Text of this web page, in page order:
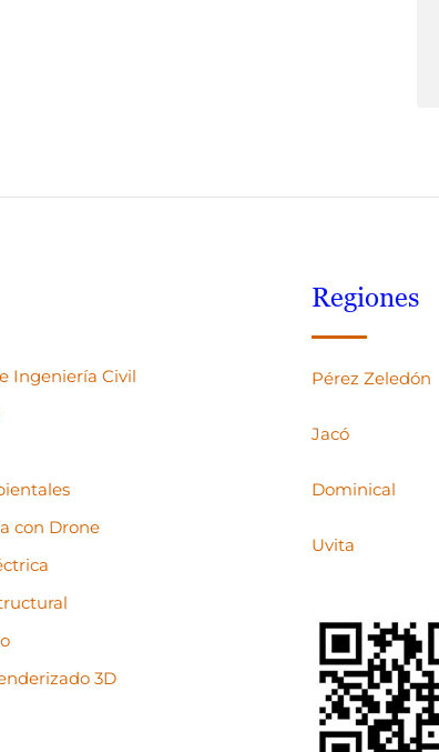
Ingeniería Civil
con Drone
3D
Regiones
Pérez Zeledón
Jacó
Dominical
Uvita